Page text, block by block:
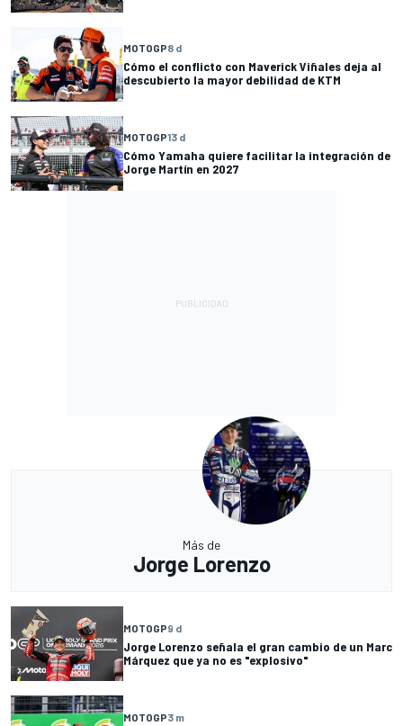
MOTOGP8 d
Cómo el conflicto con Maverick Viñales deja al
descubierto la mayor debilidad de KTM
MOTOGP13 d
Cómo Yamaha quiere facilitar la integración de
Jorge Martín en 2027
Más de
Jorge Lorenzo
MOTOGP9 d
Jorge Lorenzo señala el gran cambio de un Marc
Márquez que ya no es "explosivo"
MOTOGP3 m